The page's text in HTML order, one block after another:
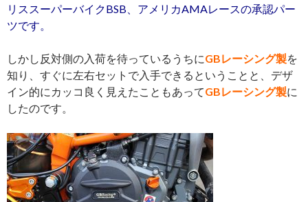
リススーパーバイクBSB、アメリカAMAレースの承認パー
ツです。
しかし反対側の入荷を待っているうちにGBレーシング製を
知り、すぐに左右セットで入手できるということと、デザ
イン的にカッコ良く見えたこともあってGBレーシング製に
したのです。